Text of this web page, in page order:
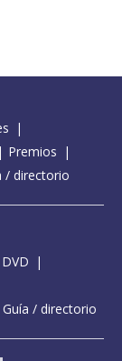
Premios
/ directorio
DVD
Guía / directorio